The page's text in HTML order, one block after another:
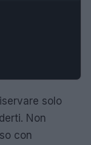
solo
Non
con